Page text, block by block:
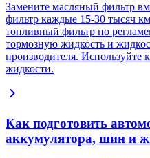
Замените масляный фильтр
фильтр каждые 15-30 тысяч
топливный фильтр по
тормозную жидкость и
производителя. Используйте
жидкости.
Как подготовить
аккумулятора, шин и